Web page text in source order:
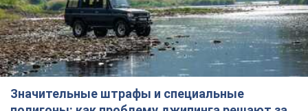
Значительные штрафы и специальные